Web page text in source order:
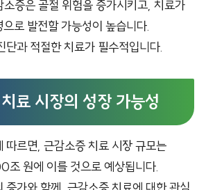
소증은 골절 위험을 증가시키고, 치료가
로 발전할 가능성이 높습니다.
단과 적절한 치료가 필수적입니다.
료 시장의 성장 가능성
따르면, 근감소증 치료 시장 규모는
원에 이를 것으로 예상됩니다.